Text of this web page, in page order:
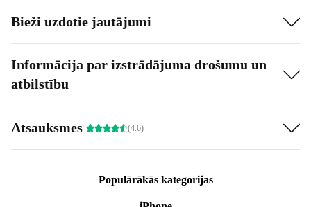
Bieži uzdotie jautājumi
Informācija par izstrādājuma drošumu un
atbilstību
Atsauksmes (4.6)
Populārākās kategorijas